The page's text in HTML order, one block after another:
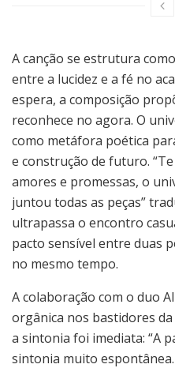
A canção se estrutura
entre a lucidez e a fé no
espera, a composição
reconhece no agora. O
como metáfora poética
e construção de futuro.
amores e promessas, o
juntou todas as peças”
ultrapassa o encontro
pacto sensível entre duas
no mesmo tempo.
A colaboração com o duo
orgânica nos bastidores da
a sintonia foi imediata: “A
sintonia muito